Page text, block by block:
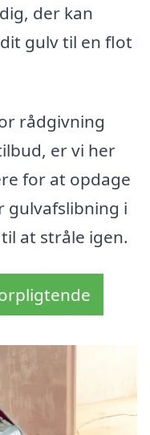
der kan
gulv til en flot
rådgivning
er vi her
for at opdage
gulvafslibning i
at stråle igen.